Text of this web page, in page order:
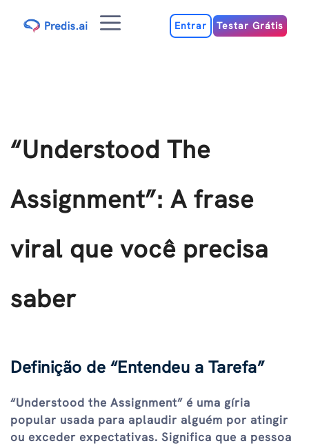
para
MenuEntrar Testar Grátis
“Understood The
Assignment”: A frase
viral que você precisa
saber
Definição de “Entendeu a Tarefa”
“Understood the Assignment” é uma gíria
popular usada para aplaudir alguém por atingir
ou exceder expectativas. Significa que a pessoa